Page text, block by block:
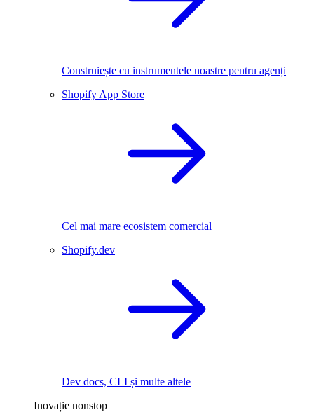
Construiește cu instrumentele noastre pentru agenți
Shopify App Store
Cel mai mare ecosistem comercial
Shopify.dev
Dev docs, CLI și multe altele
Inovație nonstop